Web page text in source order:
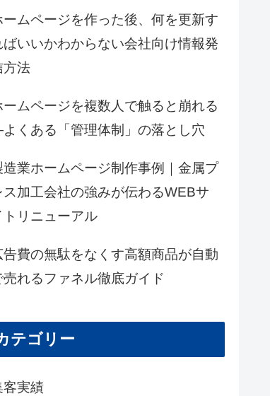
ームページを作った後、何を更新す
ばいいかわからない会社向け情報発
方法
ームページを複数人で触ると崩れる
くある「管理体制」の落とし穴
造業ホームページ制作事例｜金属プ
ス加工会社の強みが伝わるWEBサ
トリニューアル
告費の無駄をなくす高額商品が自動
売れるファネル徹底ガイド
テゴリー
客実績